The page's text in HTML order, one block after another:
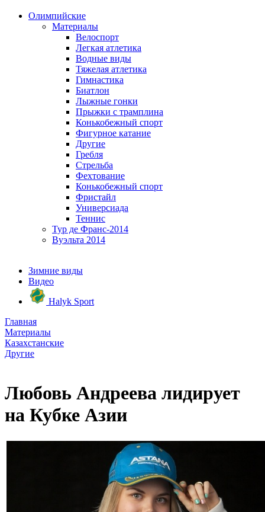
Олимпийские
Материалы
Велоспорт
Легкая атлетика
Водные виды
Тяжелая атлетика
Гимнастика
Биатлон
Лыжные гонки
Прыжки с трамплина
Конькобежный спорт
Фигурное катание
Другие
Гребля
Стрельба
Фехтование
Конькобежный спорт
Фристайл
Универсиада
Теннис
Тур де Франс-2014
Вуэльта 2014
Зимние виды
Видео
Halyk Sport
Главная
Материалы
Казахстанские
Другие
Любовь Андреева лидирует
на Кубке Азии